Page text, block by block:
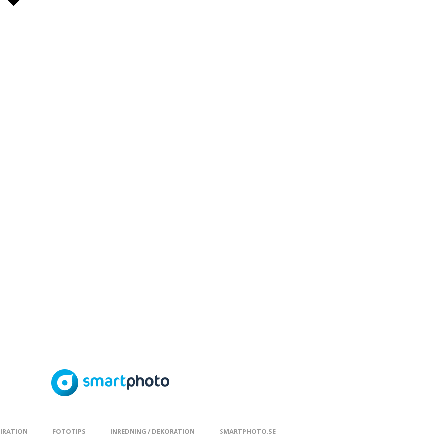
FOTOTIPS INREDNING / DEKORATION SMARTPHOTO.SE